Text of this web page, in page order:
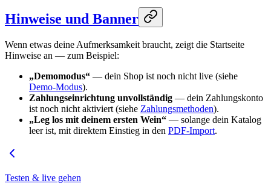
Hinweise und Banner
Wenn etwas deine Aufmerksamkeit braucht, zeigt die Startseite
Hinweise an — zum Beispiel:
„Demomodus“ — dein Shop ist noch nicht live (siehe
Demo-Modus).
Zahlungseinrichtung unvollständig — dein Zahlungskonto
ist noch nicht aktiviert (siehe Zahlungsmethoden).
„Leg los mit deinem ersten Wein“ — solange dein Katalog
leer ist, mit direktem Einstieg in den PDF-Import.
Testen & live gehen